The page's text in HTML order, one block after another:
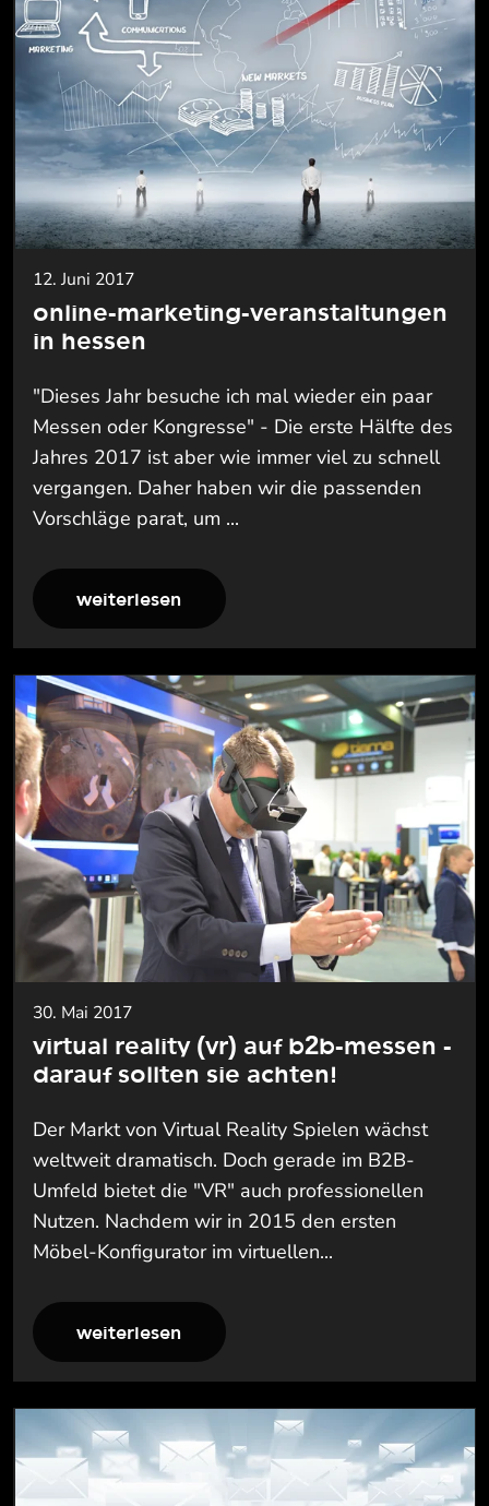
12. Juni 2017
online-marketing-veranstaltungen
in hessen
"Dieses Jahr besuche ich mal wieder ein paar
Messen oder Kongresse" - Die erste Hälfte des
Jahres 2017 ist aber wie immer viel zu schnell
vergangen. Daher haben wir die passenden
Vorschläge parat, um ...
weiterlesen
30. Mai 2017
virtual reality (vr) auf b2b-messen -
darauf sollten sie achten!
Der Markt von Virtual Reality Spielen wächst
weltweit dramatisch. Doch gerade im B2B-
Umfeld bietet die "VR" auch professionellen
Nutzen. Nachdem wir in 2015 den ersten
Möbel-Konfigurator im virtuellen...
weiterlesen